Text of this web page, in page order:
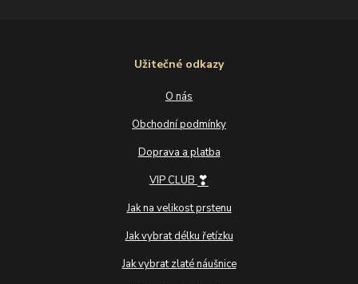
Užitečné odkazy
O nás
Obchodní podmínky
Doprava a platba
VIP CLUB ❣
Jak na velikost prstenu
Jak vybrat délku řetízku
Jak vybrat zlaté náušnice